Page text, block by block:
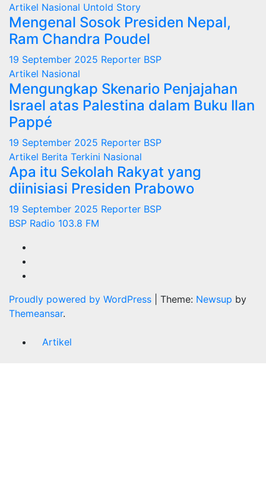
Artikel Nasional Untold Story
Mengenal Sosok Presiden Nepal,
Ram Chandra Poudel
19 September 2025 Reporter BSP
Artikel Nasional
Mengungkap Skenario Penjajahan
Israel atas Palestina dalam Buku Ilan
Pappé
19 September 2025 Reporter BSP
Artikel Berita Terkini Nasional
Apa itu Sekolah Rakyat yang
diinisiasi Presiden Prabowo
19 September 2025 Reporter BSP
BSP Radio 103.8 FM
Proudly powered by WordPress Theme: Newsup by
Themeansar.
Artikel